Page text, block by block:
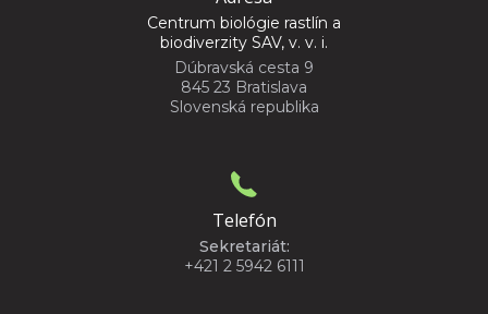
Centrum biológie rastlín a
biodiverzity SAV, v. v. i.
Dúbravská cesta 9
845 23 Bratislava
Slovenská republika
Telefón
Sekretariát:
+421 2 5942 6111